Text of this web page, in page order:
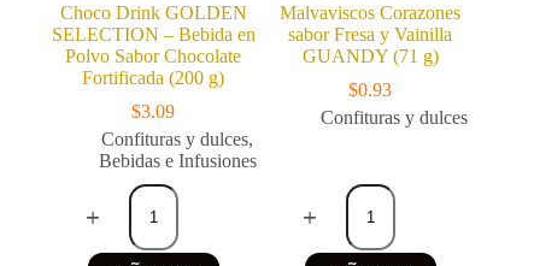
Choco Drink GOLDEN
SELECTION – Bebida en
Polvo Sabor Chocolate
Fortificada (200 g)
$3.09
Confituras y dulces,
Bebidas e Infusiones
Choco
Drink
GOLDEN
SELECTION
Malvaviscos Corazones
sabor Fresa y Vainilla
GUANDY (71 g)
$0.93
Confituras y dulces
Malvaviscos
Corazones
sabor
Fresa